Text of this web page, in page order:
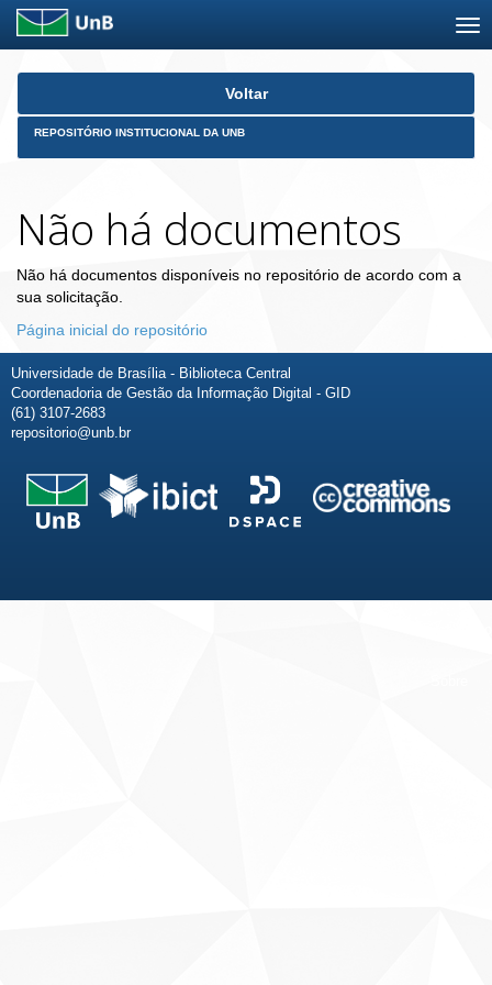
Skip
Voltar
REPOSITÓRIO INSTITUCIONAL DA UNB
Não há documentos
Não há documentos disponíveis no repositório de acordo com a
sua solicitação.
Página inicial do repositório
Universidade de Brasília - Biblioteca Central
Coordenadoria de Gestão da Informação Digital - GID
(61) 3107-2683
repositorio@unb.br